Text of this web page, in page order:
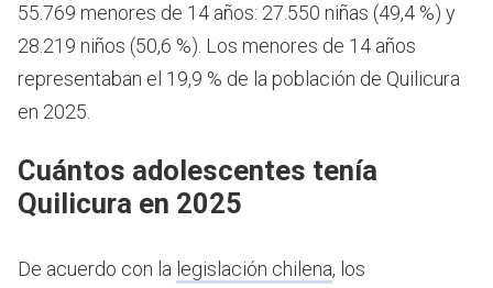
55.769 menores de 14 años: 27.550 niñas (49,4 %) y
28.219 niños (50,6 %). Los menores de 14 años
representaban el 19,9 % de la población de Quilicura
en 2025.
Cuántos adolescentes tenía
Quilicura en 2025
De acuerdo con la legislación chilena, los